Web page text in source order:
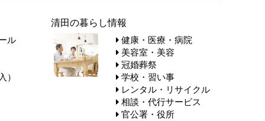
ル
清田の暮らし情報
健康・医療・病院
美容室・美容
冠婚葬祭
学校・習い事
レンタル・リサイクル
相談・代行サービス
官公署・役所